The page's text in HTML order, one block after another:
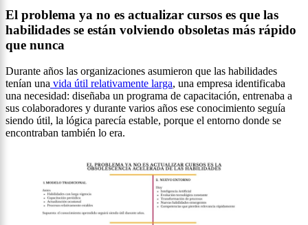
El problema ya no es actualizar cursos es que las
habilidades se están volviendo obsoletas más rápido
que nunca
Durante años las organizaciones asumieron que las habilidades
tenían una vida útil relativamente larga, una empresa identificaba
una necesidad: diseñaba un programa de capacitación, entrenaba a
sus colaboradores y durante varios años ese conocimiento seguía
siendo útil, la lógica parecía estable, porque el entorno donde se
encontraban también lo era.